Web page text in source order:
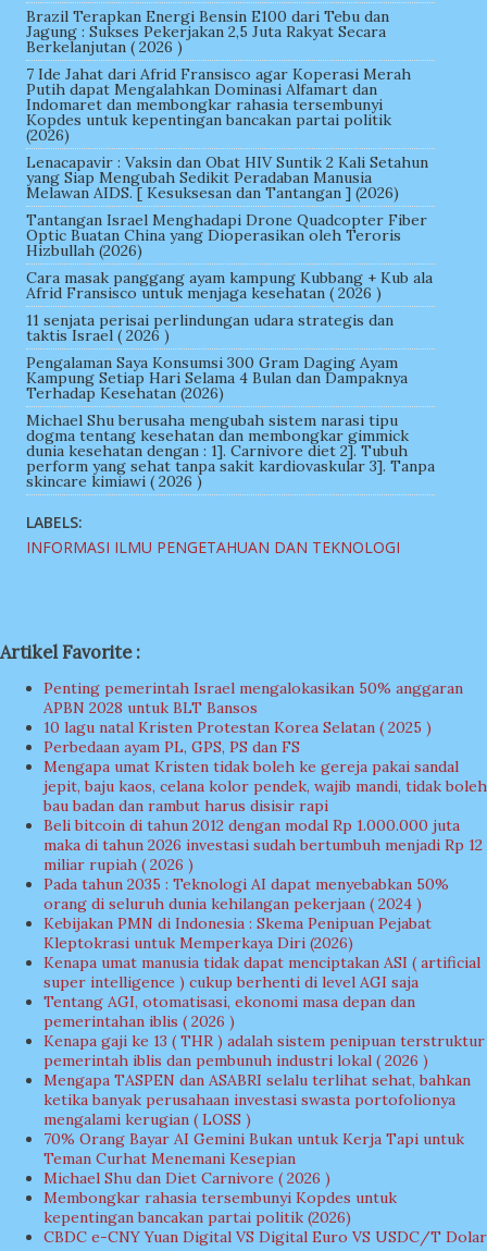
Brazil Terapkan Energi Bensin E100 dari Tebu dan
Jagung : Sukses Pekerjakan 2,5 Juta Rakyat Secara
Berkelanjutan ( 2026 )
7 Ide Jahat dari Afrid Fransisco agar Koperasi Merah
Putih dapat Mengalahkan Dominasi Alfamart dan
Indomaret dan membongkar rahasia tersembunyi
Kopdes untuk kepentingan bancakan partai politik
(2026)
Lenacapavir : Vaksin dan Obat HIV Suntik 2 Kali Setahun
yang Siap Mengubah Sedikit Peradaban Manusia
Melawan AIDS. [ Kesuksesan dan Tantangan ] (2026)
Tantangan Israel Menghadapi Drone Quadcopter Fiber
Optic Buatan China yang Dioperasikan oleh Teroris
Hizbullah (2026)
Cara masak panggang ayam kampung Kubbang + Kub ala
Afrid Fransisco untuk menjaga kesehatan ( 2026 )
11 senjata perisai perlindungan udara strategis dan
taktis Israel ( 2026 )
Pengalaman Saya Konsumsi 300 Gram Daging Ayam
Kampung Setiap Hari Selama 4 Bulan dan Dampaknya
Terhadap Kesehatan (2026)
Michael Shu berusaha mengubah sistem narasi tipu
dogma tentang kesehatan dan membongkar gimmick
dunia kesehatan dengan : 1]. Carnivore diet 2]. Tubuh
perform yang sehat tanpa sakit kardiovaskular 3]. Tanpa
skincare kimiawi ( 2026 )
LABELS:
INFORMASI ILMU PENGETAHUAN DAN TEKNOLOGI
Artikel Favorite :
Penting pemerintah Israel mengalokasikan 50% anggaran
APBN 2028 untuk BLT Bansos
10 lagu natal Kristen Protestan Korea Selatan ( 2025 )
Perbedaan ayam PL, GPS, PS dan FS
Mengapa umat Kristen tidak boleh ke gereja pakai sandal
jepit, baju kaos, celana kolor pendek, wajib mandi, tidak boleh
bau badan dan rambut harus disisir rapi
Beli bitcoin di tahun 2012 dengan modal Rp 1.000.000 juta
maka di tahun 2026 investasi sudah bertumbuh menjadi Rp 12
miliar rupiah ( 2026 )
Pada tahun 2035 : Teknologi AI dapat menyebabkan 50%
orang di seluruh dunia kehilangan pekerjaan ( 2024 )
Kebijakan PMN di Indonesia : Skema Penipuan Pejabat
Kleptokrasi untuk Memperkaya Diri (2026)
Kenapa umat manusia tidak dapat menciptakan ASI ( artificial
super intelligence ) cukup berhenti di level AGI saja
Tentang AGI, otomatisasi, ekonomi masa depan dan
pemerintahan iblis ( 2026 )
Kenapa gaji ke 13 ( THR ) adalah sistem penipuan terstruktur
pemerintah iblis dan pembunuh industri lokal ( 2026 )
Mengapa TASPEN dan ASABRI selalu terlihat sehat, bahkan
ketika banyak perusahaan investasi swasta portofolionya
mengalami kerugian ( LOSS )
70% Orang Bayar AI Gemini Bukan untuk Kerja Tapi untuk
Teman Curhat Menemani Kesepian
Michael Shu dan Diet Carnivore ( 2026 )
Membongkar rahasia tersembunyi Kopdes untuk
kepentingan bancakan partai politik (2026)
CBDC e-CNY Yuan Digital VS Digital Euro VS USDC/T Dolar